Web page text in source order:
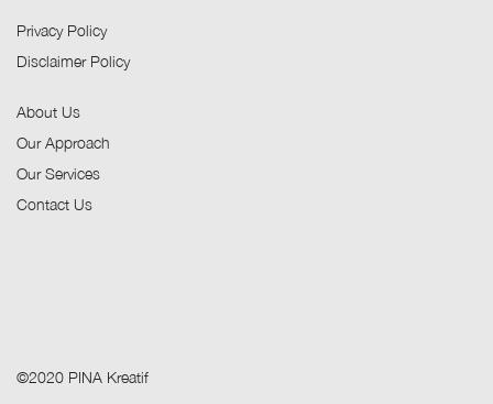
Privacy Policy
Disclaimer Policy
About Us
Our Approach
Our Services
Contact Us
©2020 PINA Kreatif